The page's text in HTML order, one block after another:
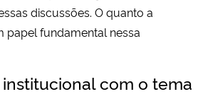
discussões. O quanto a
papel fundamental nessa
com o tema